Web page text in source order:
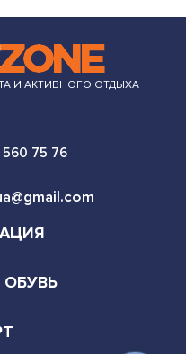
И АКТИВНОГО ОТДЫХА
560 75 76